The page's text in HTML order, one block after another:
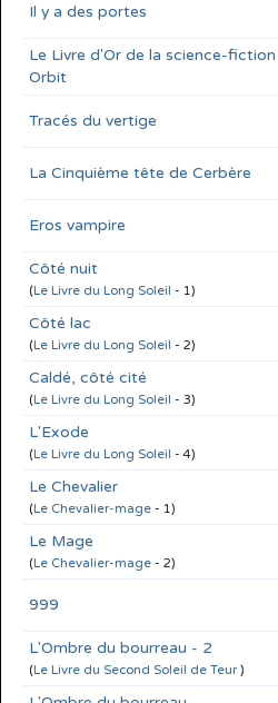
Il y a des portes
Le Livre d'Or de la science-fiction
Orbit
Tracés du vertige
La Cinquième tête de Cerbère
Eros vampire
Côté nuit
(Le Livre du Long Soleil - 1)
Côté lac
(Le Livre du Long Soleil - 2)
Caldé, côté cité
(Le Livre du Long Soleil - 3)
L'Exode
(Le Livre du Long Soleil - 4)
Le Chevalier
(Le Chevalier-mage - 1)
Le Mage
(Le Chevalier-mage - 2)
999
L'Ombre du bourreau - 2
(Le Livre du Second Soleil de Teur)